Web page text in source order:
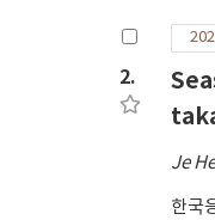
2.
Je
한국